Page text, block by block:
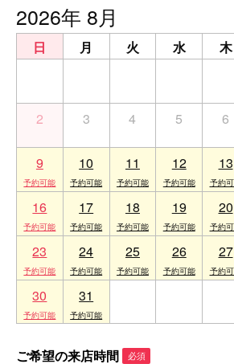
2026年 8月
日 月 火 水 木
2 3 4 5 6
9 10 11 12 13
16 17 18 19 20
23 24 25 26 27
30 31
ご希望の来店時間 必須